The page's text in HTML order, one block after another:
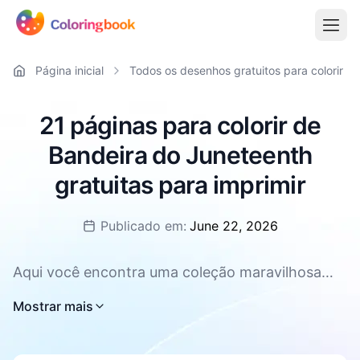
Página inicial Todos os desenhos gratuitos para colorir
21 páginas para colorir de
Bandeira do Juneteenth
gratuitas para imprimir
Publicado em: June 22, 2026
Aqui você encontra uma coleção maravilhosa
Juneteenth, todos grátis e imprimíveis em
Mostrar mais